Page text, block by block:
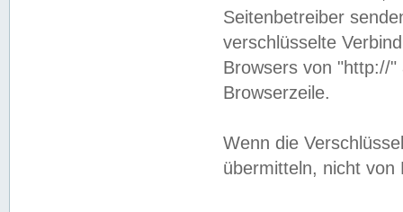
Seitenbetreiber
verschlüsselte
Browsers von "http://
Browserzeile.
Wenn die
übermitteln, nicht von